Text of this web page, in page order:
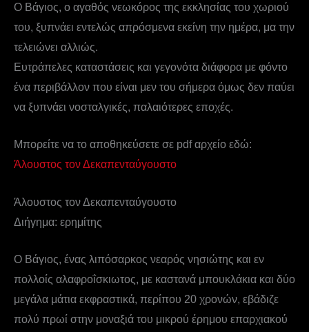
Ο Βάγιος, ο αγαθός νεωκόρος της εκκλησίας του χωριού
του, ξυπνάει εντελώς απρόσμενα εκείνη την ημέρα, μα την
τελειώνει αλλιώς.
Ευτράπελες καταστάσεις και γεγονότα διάφορα με φόντο
ένα περιβάλλον που είναι μεν του σήμερα όμως δεν παύει
να ξυπνάει νοσταλγικές, παλαιότερες εποχές.
Μπορείτε να το αποθηκεύσετε σε pdf αρχείο εδώ:
Άλουστος τον Δεκαπενταύγουστο
Άλουστος τον Δεκαπενταύγουστο
Διήγημα: ερημίτης
Ο Βάγιος, ένας λιπόσαρκος νεαρός νησιώτης και εν
πολλοίς αλαφροΐσκιωτος, με καστανά μπουκλάκια και δύο
μεγάλα μάτια εκφραστικά, περίπου 20 χρονών, εβάδιζε
πολύ πρωί στην μοναξιά του μικρού έρημου επαρχιακού